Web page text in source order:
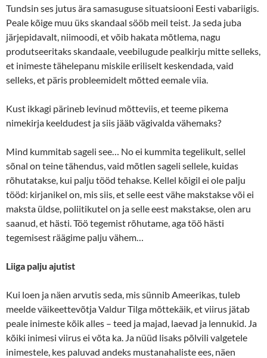
Tundsin ses jutus ära samasuguse situatsiooni Eesti vabariigis.
Peale kõige muu üks skandaal sööb meil teist. Ja seda juba
järjepidavalt, niimoodi, et võib hakata mõtlema, nagu
produtseeritaks skandaale, veebilugude pealkirju mitte selleks,
et inimeste tähelepanu miskile eriliselt keskendada, vaid
selleks, et päris probleemidelt mõtted eemale viia.
Kust ikkagi pärineb levinud mõtteviis, et teeme pikema
nimekirja keeldudest ja siis jääb vägivalda vähemaks?
Mind kummitab sageli see… No ei kummita tegelikult, sellel
sõnal on teine tähendus, vaid mõtlen sageli sellele, kuidas
rõhutatakse, kui palju tööd tehakse. Kellel kõigil ei ole palju
tööd: kirjanikel on, mis siis, et selle eest vähe makstakse või ei
maksta üldse, poliitikutel on ja selle eest makstakse, olen aru
saanud, et hästi. Töö tegemist rõhutame, aga töö hästi
tegemisest räägime palju vähem…
Liiga palju ajutist
Kui loen ja näen arvutis seda, mis sünnib Ameerikas, tuleb
meelde väikeettevõtja Valdur Tilga mõttekäik, et viirus jätab
peale inimeste kõik alles – teed ja majad, laevad ja lennukid. Ja
kõiki inimesi viirus ei võta ka. Ja nüüd lisaks põlvili valgetele
inimestele, kes paluvad andeks mustanahaliste ees, näen